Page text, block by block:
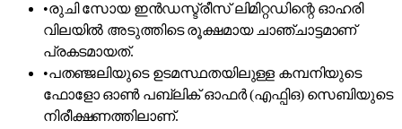
•രുചി സോയ ഇൻഡസ്ട്രീസ് ലിമിറ്റഡിന്റെ ഓഹരി
വിലയിൽ അടുത്തിടെ രൂക്ഷമായ ചാഞ്ചാട്ടമാണ്
പ്രകടമായത്.
•പതഞ്ജലിയുടെ ഉടമസ്ഥതയിലുള്ള കമ്പനിയുടെ
ഫോളോ ഓൺ പബ്ലിക് ഓഫർ (എഫ്പിഒ) സെബിയുടെ
നിരീക്ഷണത്തിലാണ്.